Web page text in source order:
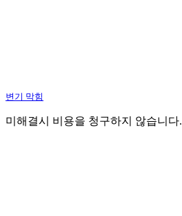
변기 막힘
미해결시 비용을 청구하지 않습니다.